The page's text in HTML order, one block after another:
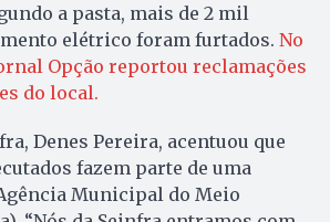
a pasta, mais de 2 mil
elétrico foram furtados. No
Opção reportou reclamações
do local.
Denes Pereira, acentuou que
fazem parte de uma
Municipal do Meio